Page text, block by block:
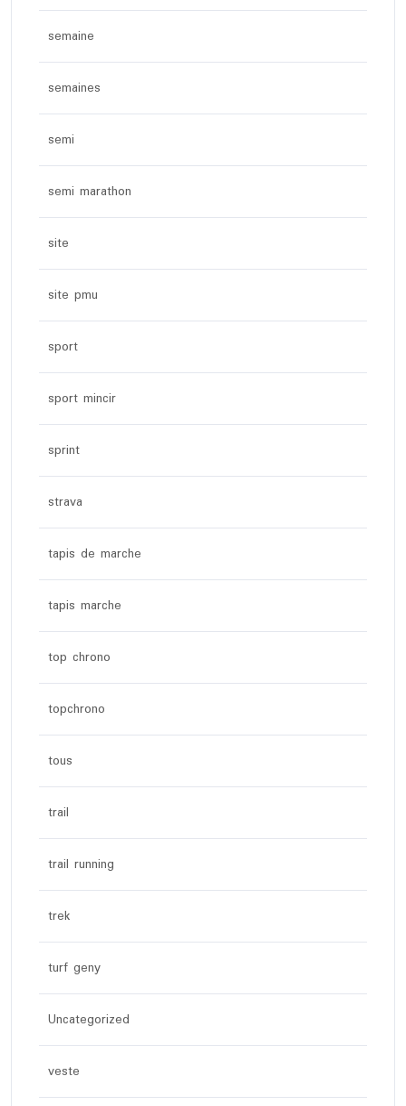
semaine
semaines
semi
semi marathon
site
site pmu
sport
sport mincir
sprint
strava
tapis de marche
tapis marche
top chrono
topchrono
tous
trail
trail running
trek
turf geny
Uncategorized
veste